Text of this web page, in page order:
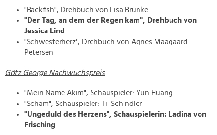
"Backfish", Drehbuch von Lisa Brunke
"Der Tag, an dem der Regen kam", Drehbuch von
Jessica Lind
"Schwesterherz", Drehbuch von Agnes Maagaard
Petersen
Götz George Nachwuchspreis
"Mein Name Akim", Schauspieler: Yun Huang
"Scham", Schauspieler: Til Schindler
"Ungeduld des Herzens", Schauspielerin: Ladina von
Frisching